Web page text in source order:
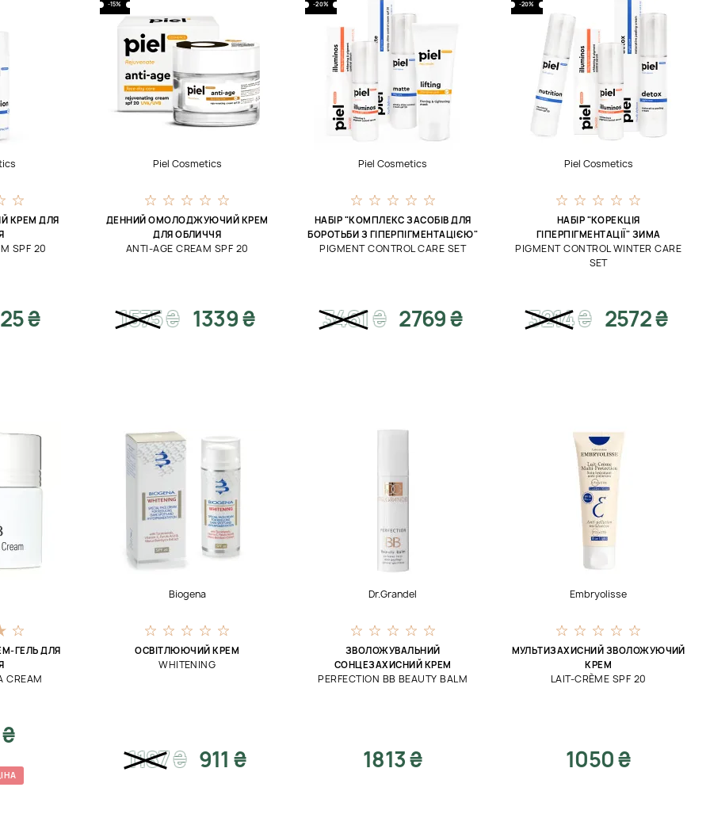
КРЕМ ДЛЯ
SPF 20
₴
-15%
Piel Cosmetics
ДЕННИЙ ОМОЛОДЖУЮЧИЙ КРЕМ
ДЛЯ ОБЛИЧЧЯ
ANTI-AGE CREAM SPF 20
1575₴ 1339 ₴
-20%
Piel Cosmetics
НАБІР "КОМПЛЕКС ЗАСОБІВ ДЛЯ
БОРОТЬБИ З ГІПЕРПІГМЕНТАЦІЄЮ"
PIGMENT CONTROL CARE SET
3461₴ 2769 ₴
-20%
Piel Cosmetics
НАБІР "КОРЕКЦІЯ
ГІПЕРПІГМЕНТАЦІЇ" ЗИМА
PIGMENT CONTROL WINTER CARE
SET
3214₴ 2572 ₴
ГЕЛЬ ДЛЯ
CREAM
Biogena
ОСВІТЛЮЮЧИЙ КРЕМ
WHITENING
1187₴ 911 ₴
Dr.Grandel
ЗВОЛОЖУВАЛЬНИЙ
СОНЦЕЗАХИСНИЙ КРЕМ
PERFECTION BB BEAUTY BALM
1813 ₴
Embryolisse
МУЛЬТИЗАХИСНИЙ ЗВОЛОЖУЮЧИЙ
КРЕМ
LAIT-CRÈME SPF 20
1050 ₴